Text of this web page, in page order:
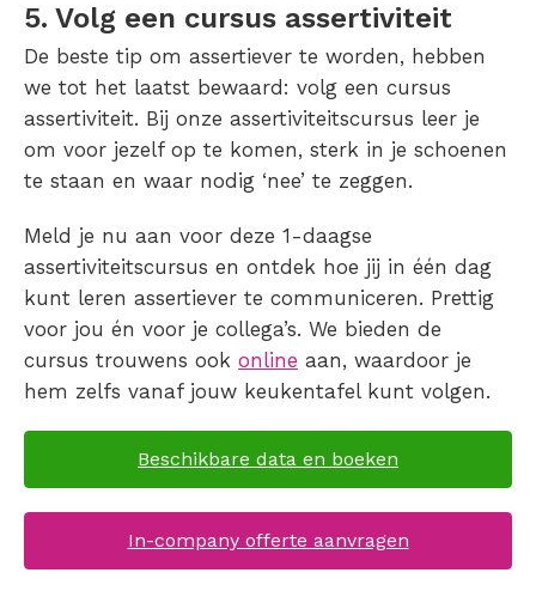
5. Volg een cursus assertiviteit
De beste tip om assertiever te worden, hebben
we tot het laatst bewaard: volg een cursus
assertiviteit. Bij onze assertiviteitscursus leer je
om voor jezelf op te komen, sterk in je schoenen
te staan en waar nodig ‘nee’ te zeggen.
Meld je nu aan voor deze 1-daagse
assertiviteitscursus en ontdek hoe jij in één dag
kunt leren assertiever te communiceren. Prettig
voor jou én voor je collega’s. We bieden de
cursus trouwens ook online aan, waardoor je
hem zelfs vanaf jouw keukentafel kunt volgen.
Beschikbare data en boeken
In-company offerte aanvragen